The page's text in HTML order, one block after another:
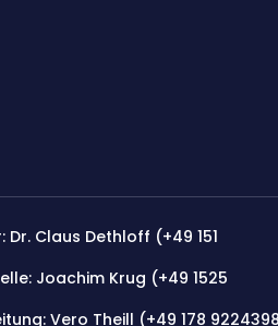
Dr. Claus Dethloff (+49 151
Joachim Krug (+49 1525
Vero Theill (‭+49 178